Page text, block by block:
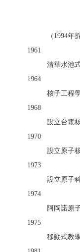
（1994年
1961
清華水池
1964
核子工程
1968
設立台電
1970
設立原子
1973
設立原子
1974
阿岡諾原
1975
移動式教